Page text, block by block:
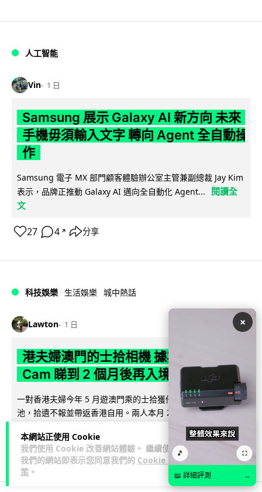
本網站正使用 Cookie
我們使用 Cookie 改善網站體驗。 繼續使用
我們的網站即表示您同意我們的 Cookie 政
策 。
人工智能
Vin 1 日
Samsung 展示 Galaxy AI 新方向 未來
手機毋須輸入文字 轉向 Agent 全自動操
作
Samsung 電子 MX 部門顧客體驗辦公室主管兼副總裁 Jay Kim
表示，品牌正推動 Galaxy AI 邁向全自動化 Agent...
閱讀全
文
27 4 ↗ 分享
科技娛樂 生活娛樂 城中熱話
Lawton 1 日
港夫婦澳門的士拾相機 據為己有被的士
Cam 睇到 2 個月後再入境被捕
一對香港夫婦今年 5 月遊澳門乘的士拾獲他人遺留相機及電
池，拾遺不報並帶返香港自用。兩人本月 2 日經港珠澳大橋再
532 75 ↗ 分享
×
🎵 ⛶
📖 詳細評測 →